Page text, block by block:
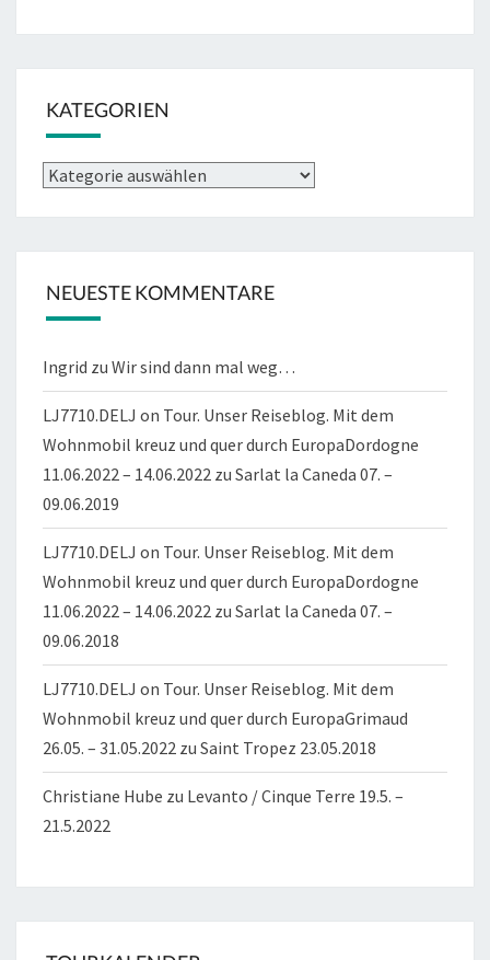
KATEGORIEN
Kategorien
NEUESTE KOMMENTARE
Ingrid zu Wir sind dann mal weg…
LJ7710.DELJ on Tour. Unser Reiseblog. Mit dem
Wohnmobil kreuz und quer durch EuropaDordogne
11.06.2022 – 14.06.2022 zu Sarlat la Caneda 07. –
09.06.2019
LJ7710.DELJ on Tour. Unser Reiseblog. Mit dem
Wohnmobil kreuz und quer durch EuropaDordogne
11.06.2022 – 14.06.2022 zu Sarlat la Caneda 07. –
09.06.2018
LJ7710.DELJ on Tour. Unser Reiseblog. Mit dem
Wohnmobil kreuz und quer durch EuropaGrimaud
26.05. – 31.05.2022 zu Saint Tropez 23.05.2018
Christiane Hube zu Levanto / Cinque Terre 19.5. –
21.5.2022